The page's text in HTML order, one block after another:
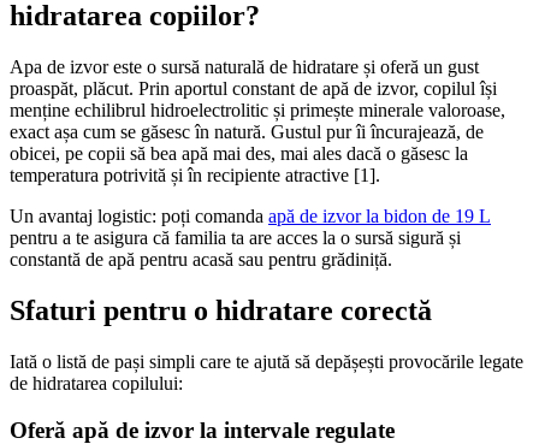
hidratarea copiilor?
Apa de izvor este o sursă naturală de hidratare și oferă un gust
proaspăt, plăcut. Prin aportul constant de apă de izvor, copilul își
menține echilibrul hidroelectrolitic și primește minerale valoroase,
exact așa cum se găsesc în natură. Gustul pur îi încurajează, de
obicei, pe copii să bea apă mai des, mai ales dacă o găsesc la
temperatura potrivită și în recipiente atractive [1].
Un avantaj logistic: poți comanda apă de izvor la bidon de 19 L
pentru a te asigura că familia ta are acces la o sursă sigură și
constantă de apă pentru acasă sau pentru grădiniță.
Sfaturi pentru o hidratare corectă
Iată o listă de pași simpli care te ajută să depășești provocările legate
de hidratarea copilului:
Oferă apă de izvor la intervale regulate